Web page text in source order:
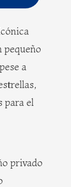
pequeño
a
para el
privado